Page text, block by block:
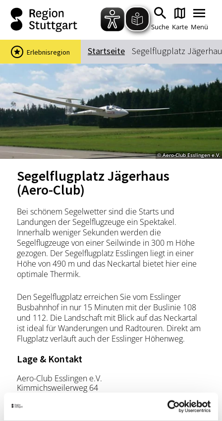
Zum Hauptinhalt springen
Zur Suche springen
Zur Hauptnavigation
Zum Footer springen
Suche Karte Menü
Suchbegriff
Das könnte Sie interessieren
Stadtführungen
Events & Tickets
Ausflugsziele
Wein
Radfahren
Wandern
Startseite Segelflugplatz
Erlebnisregion
© Aero-Club Esslingen e.V.
Segelflugplatz Jägerhaus
(Aero-Club)
Bei schönem Segelwetter sind die Starts und
Landungen der Segelflugzeuge ein Spektakel.
Innerhalb weniger Sekunden werden die
Segelflugzeuge von einer Seilwinde in 300 m Höhe
gezogen. Der Segelflugplatz Esslingen liegt in einer
Höhe von 490 m und das Neckartal bietet hier eine
optimale Thermik.
Den Segelflugplatz erreichen Sie vom Esslinger
Busbahnhof in nur 15 Minuten mit der Buslinie 108
und 112. Die Landschaft mit Blick auf das Neckartal
ist ideal für Wanderungen und Radtouren. Direkt am
Flugplatz verläuft auch der Esslinger Höhenweg.
Lage & Kontakt
Aero-Club Esslingen e.V.
Kimmichsweilerweg 64